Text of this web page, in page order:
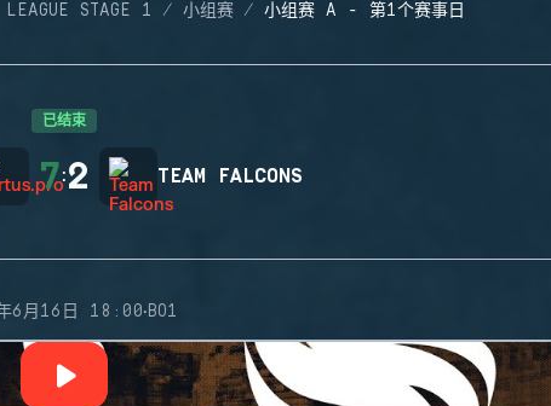
LEAGUE STAGE 1 小组赛 小组赛 A - 第1个赛事日
已结束
7:2 TEAM FALCONS
6月16日 18:00·BO1